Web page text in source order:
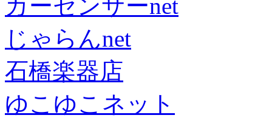
カーセンサーnet
じゃらんnet
石橋楽器店
ゆこゆこネット